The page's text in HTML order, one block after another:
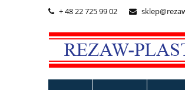
 + 48 22 725 99 02 